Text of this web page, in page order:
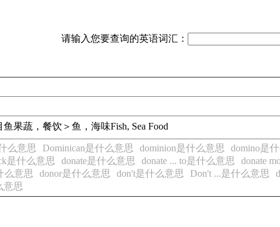
请输入您要查询的英语词汇：
鱼果蔬，餐饮＞鱼，海味Fish, Sea Food
么意思 Dominican是什么意思 dominion是什么意思 domino是
是什么意思 donate是什么意思 donate ... to是什么意思 donate
么意思 donor是什么意思 don't是什么意思 Don't ...是什么意思
意思